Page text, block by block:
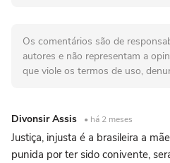
Os comentários são de
autores e não representam a
que viole os termos de uso,
Divonsir Assis • há 2 meses
Justiça, injusta é a brasileira a
punida por ter sido conivente,